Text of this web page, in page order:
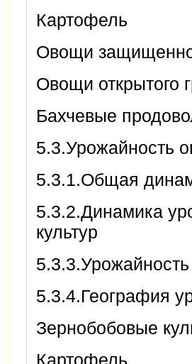
Картофель
Овощи
Овощи открытого
Бахчевые
5.3.Урожайность
5.3.1.Общая
5.3.2.Динамика
культур
5.3.4.География
Зернобобовые
Картофель